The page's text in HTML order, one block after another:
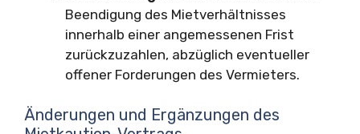
Beendigung des Mietverhältnisses
innerhalb einer angemessenen Frist
zurückzuzahlen, abzüglich eventueller
offener Forderungen des Vermieters.
Änderungen und Ergänzungen des